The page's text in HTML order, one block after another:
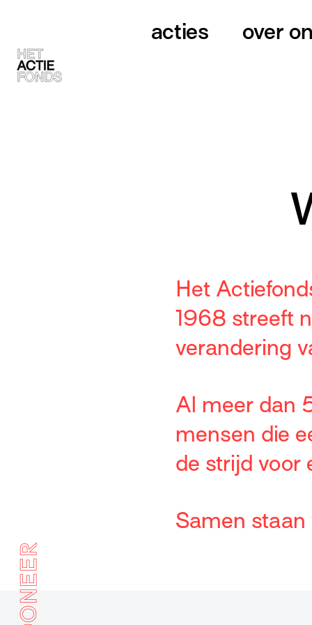
acties over
Het
1968 streeft
verandering
Al meer dan
mensen die
de strijd voor
Samen staan
DONEER